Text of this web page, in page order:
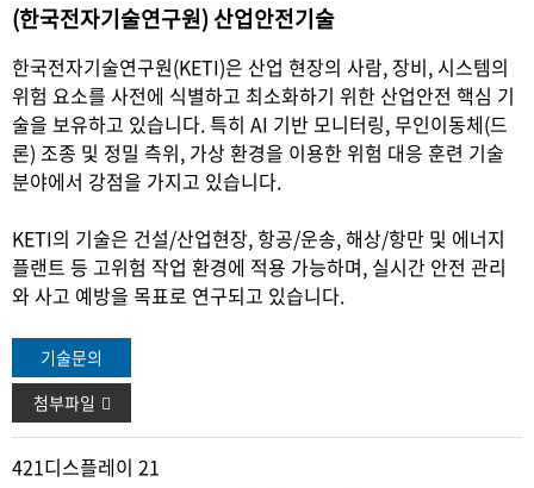
(한국전자기술연구원) 산업안전기술
한국전자기술연구원(KETI)은 산업 현장의 사람, 장비, 시스템의
위험 요소를 사전에 식별하고 최소화하기 위한 산업안전 핵심 기
술을 보유하고 있습니다. 특히 AI 기반 모니터링, 무인이동체(드
론) 조종 및 정밀 측위, 가상 환경을 이용한 위험 대응 훈련 기술
분야에서 강점을 가지고 있습니다.
KETI의 기술은 건설/산업현장, 항공/운송, 해상/항만 및 에너지
플랜트 등 고위험 작업 환경에 적용 가능하며, 실시간 안전 관리
와 사고 예방을 목표로 연구되고 있습니다.
기술문의
첨부파일
421디스플레이 21